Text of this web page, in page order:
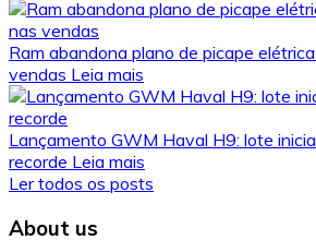
Ram abandona plano de picape
vendas Leia mais
Lançamento GWM Haval H9: lote
recorde Leia mais
Ler todos os posts
About us